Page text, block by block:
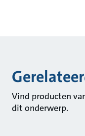
Vind producten
dit onderwerp.